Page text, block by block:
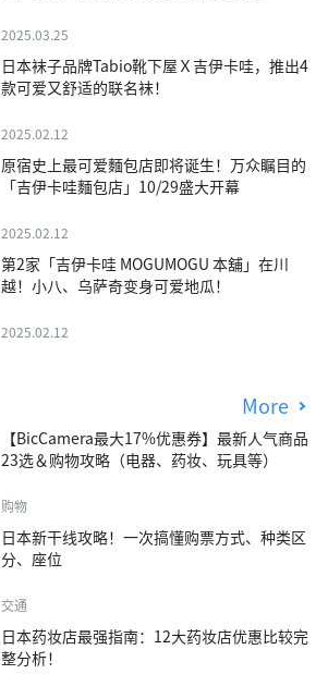
2025.03.25
日本袜子品牌Tabio靴下屋Ｘ吉伊卡哇，推出4
款可爱又舒适的联名袜！
2025.02.12
原宿史上最可爱麵包店即将诞生！万众瞩目的
「吉伊卡哇麵包店」10/29盛大开幕
2025.02.12
第2家「吉伊卡哇 MOGUMOGU 本舖」在川
越！小八、乌萨奇变身可爱地瓜！
2025.02.12
More
【BicCamera最大17%优惠券】最新人气商品
23选＆购物攻略（电器、药妆、玩具等）
购物
日本新干线攻略！一次搞懂购票方式、种类区
分、座位
交通
日本药妆店最强指南：12大药妆店优惠比较完
整分析！